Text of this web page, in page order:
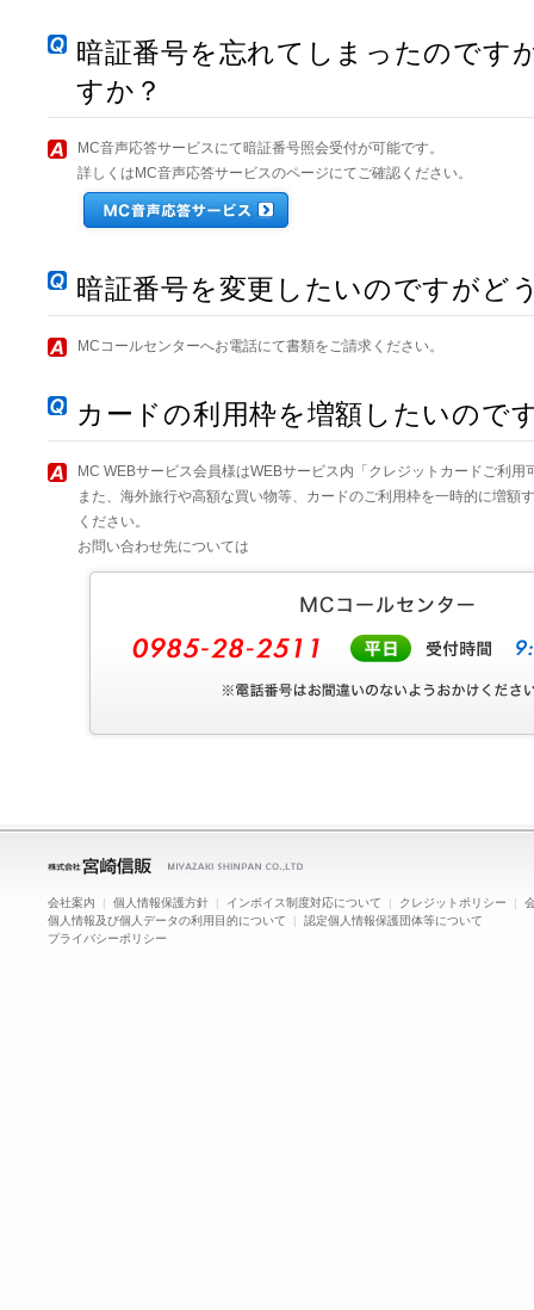
暗証番号を忘れてしまったのです
すか？
MC音声応答サービスにて暗証番号照会受付が可能です。
詳しくはMC音声応答サービスのページにてご確認ください。
暗証番号を変更したいのですがど
MCコールセンターへお電話にて書類をご請求ください。
カードの利用枠を増額したいので
MC WEBサービス会員様はWEBサービス内「クレジットカードご利
また、海外旅行や高額な買い物等、カードのご利用枠を一時的に増額
ください。
お問い合わせ先については
会社案内 | 個人情報保護方針 | インボイス制度対応について | クレジットポリシー |
個人情報及び個人データの利用目的について | 認定個人情報保護団体等について
プライバシーポリシー